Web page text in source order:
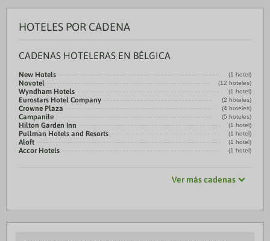
HOTELES POR CADENA
CADENAS HOTELERAS EN BÉLGICA
New Hotels (1 hotel)
Novotel (12 hoteles)
Wyndham Hotels (1 hotel)
Eurostars Hotel Company (2 hoteles)
Crowne Plaza (4 hoteles)
Campanile (5 hoteles)
Hilton Garden Inn (1 hotel)
Pullman Hotels and Resorts (1 hotel)
Aloft (1 hotel)
Accor Hotels (1 hotel)
Ver más cadenas